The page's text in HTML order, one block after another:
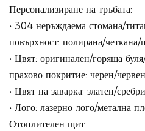
Персонализиране на тръбата:
• 304 неръждаема стомана/
повърхност: полирана/четкана/
• Цвят: оригинален/горяща
прахово покритие: черен/червен
• Цвят на заварка: златен/
• Лого: лазерно лого/метална
Отоплителен щит